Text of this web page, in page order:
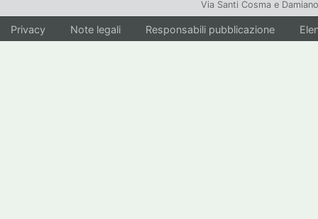
Via Santi Cosma e
Privacy Note legali Responsabili pubblicazione